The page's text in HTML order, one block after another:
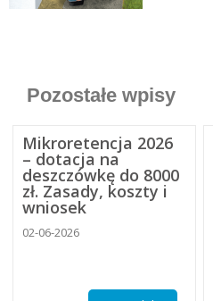
Pozostałe wpisy
Mikroretencja 2026
– dotacja na
deszczówkę do 8000
zł. Zasady, koszty i
wniosek
02-06-2026